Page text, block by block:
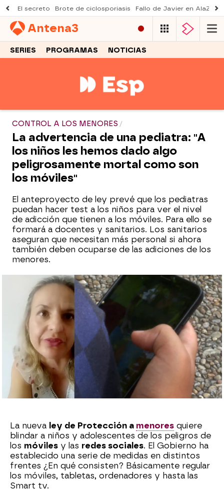
El secreto Brote de ciclosporiasis Fallo de Javier en AlaZ
Antena3
SERIES PROGRAMAS NOTICIAS
CONTROL A LOS MENORES
La advertencia de una pediatra: "A
los niños les hemos dado algo
peligrosamente mortal como son
los móviles"
El anteproyecto de ley prevé que los pediatras
puedan hacer test a los niños para ver el nivel
de adicción que tienen a los móviles. Para ello se
formará a docentes y sanitarios. Los sanitarios
aseguran que necesitan más personal si ahora
también deben ocuparse de las adiciones de los
menores.
Marisa Dorta
Publicado: 05 de junio de 2024, 12:25
WhatsappFacebook
X Flipboard
La nueva ley de Protección a menores quiere
blindar a niños y adolescentes de los peligros de
los móviles y las redes sociales. El Gobierno ha
establecido una serie de medidas en distintos
frentes ¿En qué consisten? Básicamente regular
los móviles, tabletas, ordenadores y hasta las
Smart tv.